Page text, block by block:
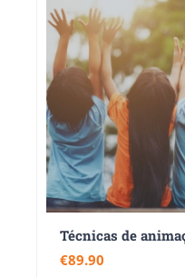
Técnicas de
€89.90